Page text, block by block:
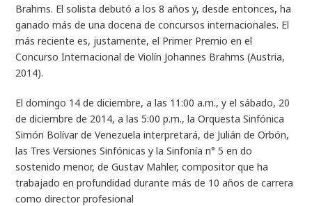
Brahms. El solista debutó a los 8 años y, desde entonces, ha
ganado más de una docena de concursos internacionales. El
más reciente es, justamente, el Primer Premio en el
Concurso Internacional de Violín Johannes Brahms (Austria,
2014).
El domingo 14 de diciembre, a las 11:00 a.m., y el sábado, 20
de diciembre de 2014, a las 5:00 p.m., la Orquesta Sinfónica
Simón Bolívar de Venezuela interpretará, de Julián de Orbón,
las Tres Versiones Sinfónicas y la Sinfonía n° 5 en do
sostenido menor, de Gustav Mahler, compositor que ha
trabajado en profundidad durante más de 10 años de carrera
como director profesional